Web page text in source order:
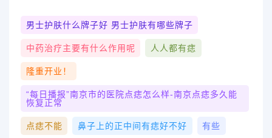
男士护肤什么牌子好 男士护肤有哪些牌子
中药治疗主要有什么作用呢 人人都有痣
隆重开业！
“每日播报”南京市的医院点痣怎么样-南京点痣多久能
恢复正常
点痣不能 鼻子上的正中间有痣好不好 有些